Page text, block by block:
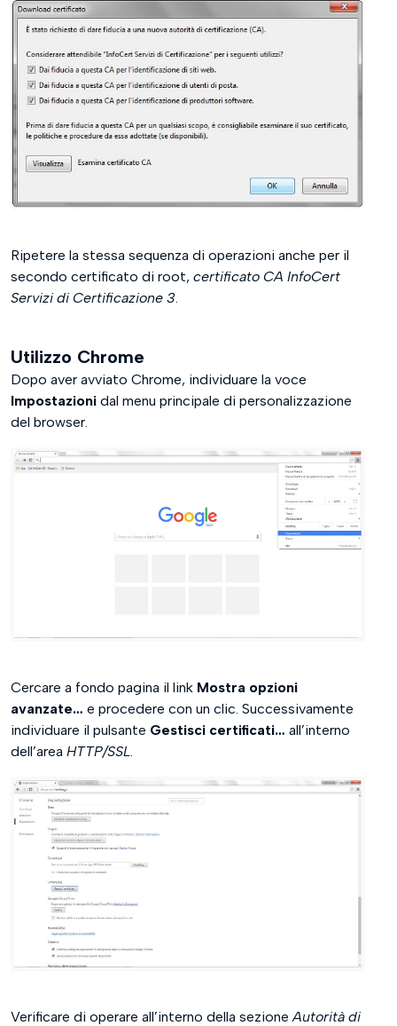
Ripetere la stessa sequenza di operazioni anche per il
secondo certificato di root, certificato CA InfoCert
Servizi di Certificazione 3
Utilizzo Chrome
Dopo aver avviato Chrome, individuare la voce
Impostazioni dal menu principale di personalizzazione
del browser.
Cercare a fondo pagina il link Mostra opzioni
avanzate… e procedere con un clic. Successivamente
individuare il pulsante Gestisci certificati… all’interno
dell’area HTTP/SSL
Verificare di operare all’interno della sezione Autorità di